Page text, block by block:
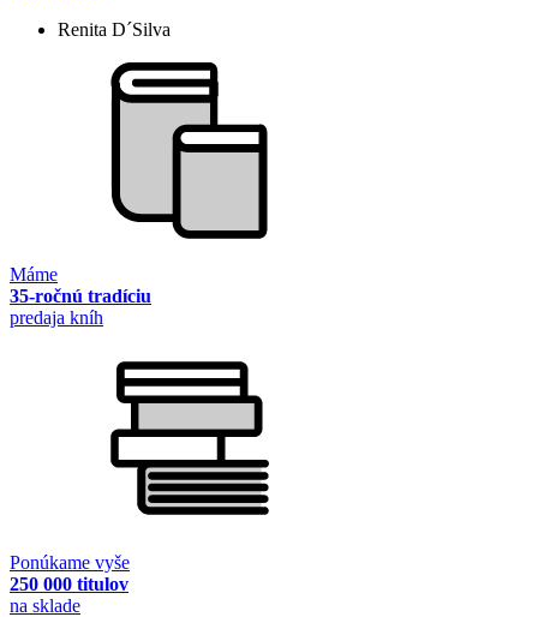
Renita D´Silva
Máme
35-ročnú tradíciu
predaja kníh
Ponúkame vyše
250 000 titulov
na sklade